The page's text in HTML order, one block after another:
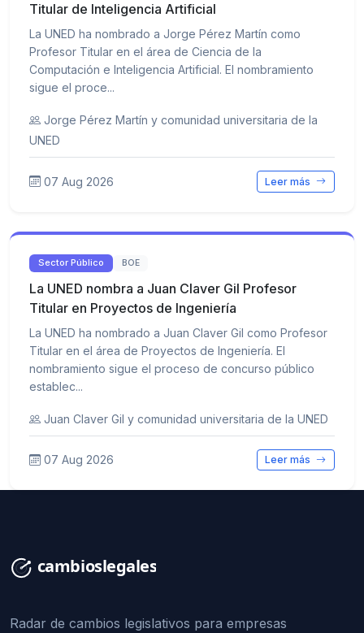
Titular de Inteligencia Artificial
La UNED ha nombrado a Jorge Pérez Martín como
Profesor Titular en el área de Ciencia de la
Computación e Inteligencia Artificial. El nombramiento
sigue el proce...
Jorge Pérez Martín y comunidad universitaria de la
UNED
07 Aug 2026 Leer más
Sector Público BOE
La UNED nombra a Juan Claver Gil Profesor
Titular en Proyectos de Ingeniería
La UNED ha nombrado a Juan Claver Gil como Profesor
Titular en el área de Proyectos de Ingeniería. El
nombramiento sigue el proceso de concurso público
establec...
Juan Claver Gil y comunidad universitaria de la UNED
07 Aug 2026 Leer más
Radar de cambios legislativos para empresas